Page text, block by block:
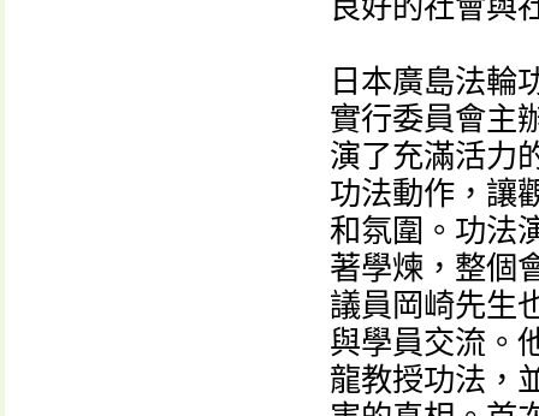
良好的社會與
日本廣島法輪
實行委員會主
演了充滿活力
功法動作，讓
和氛圍。功法
著學煉，整個
議員岡崎先生
與學員交流。
龍教授功法，